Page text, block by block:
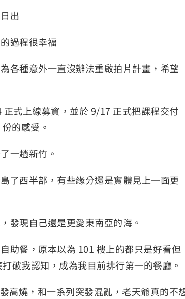
出
過程很幸福
各種意外一直沒辦法重啟拍片計畫，希望
式上線募資，並於 9/17 正式把課程交付
的感受。
一趟新竹。
了西半部，有些緣分還是實體見上一面更
發現自己還是更愛東南亞的海。
助餐，原本以為 101 樓上的都只是好看但
破我認知，成為我目前排行第一的餐廳。
燒，和一系列突發混亂，老天爺真的不